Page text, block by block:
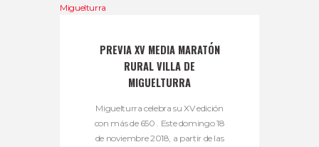
PREVIA XV MEDIA MARATÓN
RURAL VILLA DE
MIGUELTURRA
Miguelturra celebra su XV edición
con más de 650 . Este domingo 18
de noviembre 2018, a partir de las